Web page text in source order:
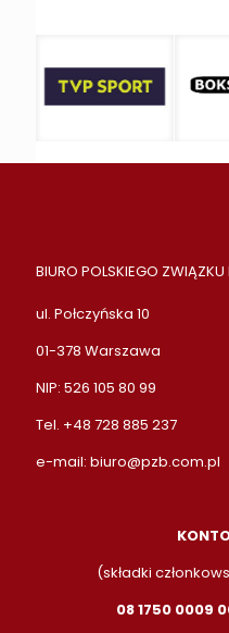
BIURO POLSKIEGO ZWIĄZKU
ul. Połczyńska 10
01-378 Warszawa
NIP: 526 105 80 99
Tel. +48 728 885 237
e-mail: biuro@pzb.com.pl
(składki
08 1750 0009